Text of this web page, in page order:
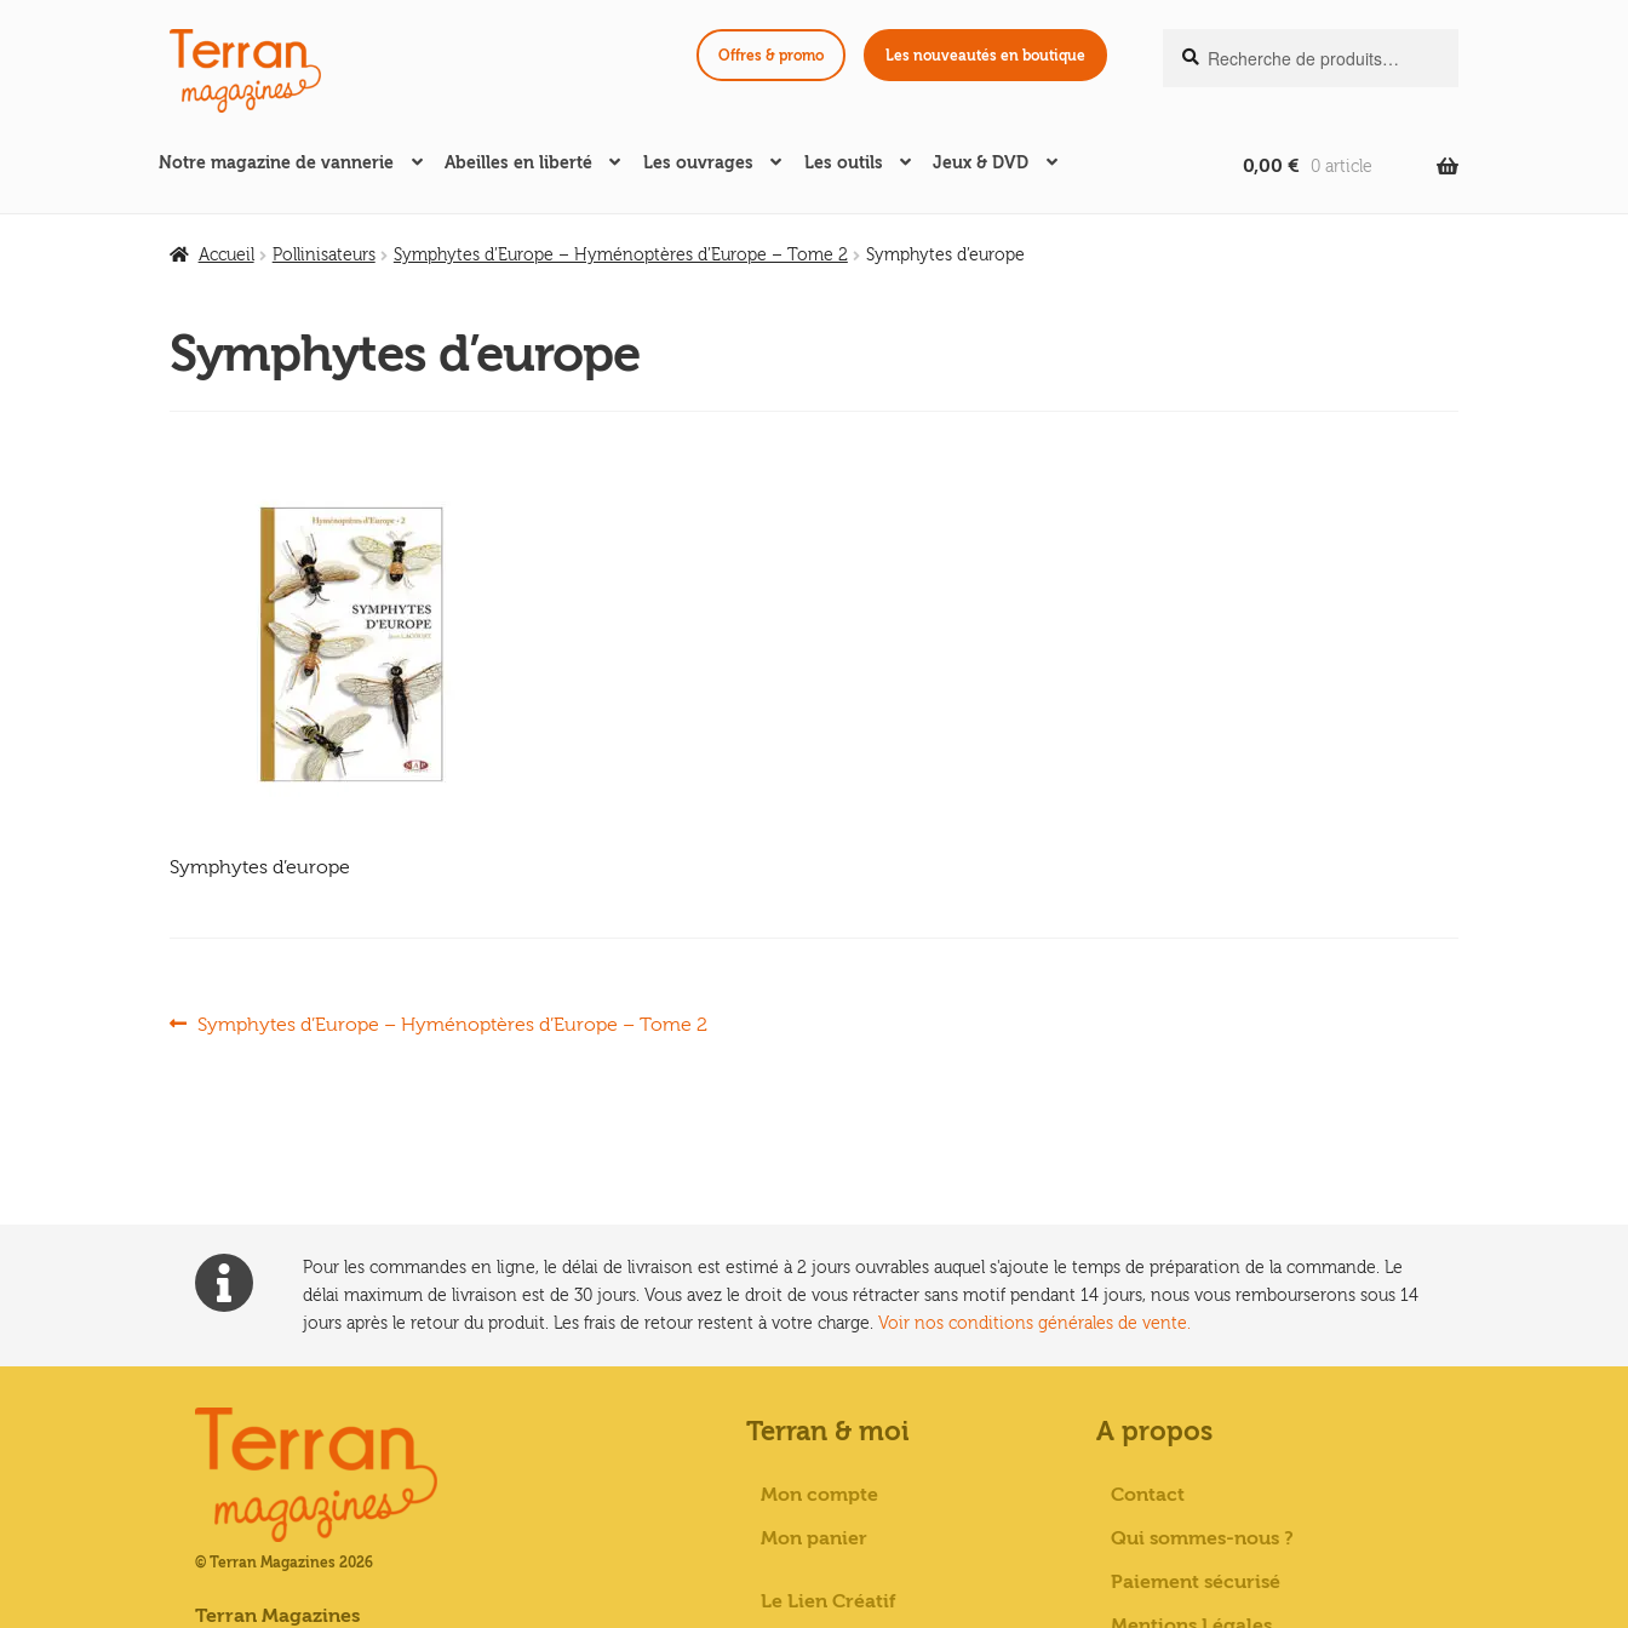
Aller
à
la
Aller
au
contenu
Offres & promo Les nouveautés en boutique
pour :
Recherche
Notre magazine de vannerie Abeilles en liberté Les ouvrages Les outils Jeux & DVD 0,00 € 0 article
Accueil Pollinisateurs Symphytes d’Europe – Hyménoptères d’Europe – Tome 2 Symphytes d’europe
Symphytes d’europe
Symphytes d’europe
Navigation
Article
Symphytes d’Europe – Hyménoptères d’Europe – Tome 2
Pour les commandes en ligne, le délai de livraison est estimé à 2 jours ouvrables auquel s'ajoute le temps de préparation de la commande. Le
délai maximum de livraison est de 30 jours. Vous avez le droit de vous rétracter sans motif pendant 14 jours, nous vous rembourserons sous 14
jours après le retour du produit. Les frais de retour restent à votre charge. Voir nos conditions générales de vente.
© Terran Magazines 2026
Terran Magazines
Terran & moi
Mon compte
Mon panier
Le Lien Créatif
A propos
Contact
Qui sommes-nous ?
Paiement sécurisé